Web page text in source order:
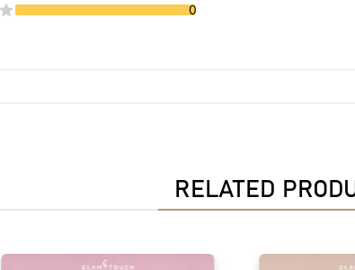
0
RELATED